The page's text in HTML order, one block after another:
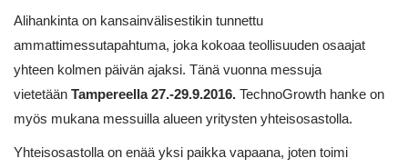
Alihankinta on kansainvälisestikin tunnettu
ammattimessutapahtuma, joka kokoaa teollisuuden osaajat
yhteen kolmen päivän ajaksi. Tänä vuonna messuja
vietetään Tampereella 27.-29.9.2016. TechnoGrowth hanke on
myös mukana messuilla alueen yritysten yhteisosastolla.
Yhteisosastolla on enää yksi paikka vapaana, joten toimi